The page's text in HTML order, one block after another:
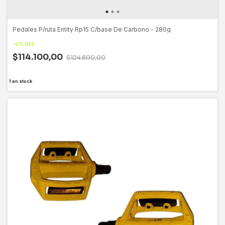
Pedales P/ruta Entity Rp15 C/base De Carbono - 280g
-9% OFF
$114.100,00 $124.800,00
1 en stock